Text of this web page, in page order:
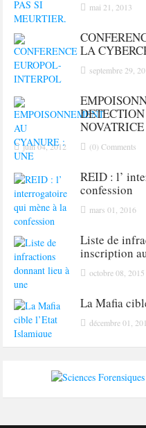
mai 21, 2013
LA
septembre 29,
NOVATRICE
juin 04, 2012 (0) Comments
REID : l’
confession
mars 01, 2016
Liste de
inscription
octobre 08, 2015
La Mafia
décembre 01,